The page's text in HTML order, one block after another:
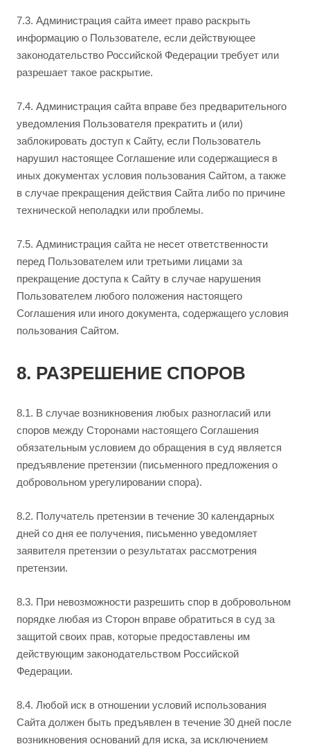
7.3. Администрация сайта имеет право раскрыть
информацию о Пользователе, если действующее
законодательство Российской Федерации требует или
разрешает такое раскрытие.
7.4. Администрация сайта вправе без предварительного
уведомления Пользователя прекратить и (или)
заблокировать доступ к Сайту, если Пользователь
нарушил настоящее Соглашение или содержащиеся в
иных документах условия пользования Сайтом, а также
в случае прекращения действия Сайта либо по причине
технической неполадки или проблемы.
7.5. Администрация сайта не несет ответственности
перед Пользователем или третьими лицами за
прекращение доступа к Сайту в случае нарушения
Пользователем любого положения настоящего
Соглашения или иного документа, содержащего условия
пользования Сайтом.
8. РАЗРЕШЕНИЕ СПОРОВ
8.1. В случае возникновения любых разногласий или
споров между Сторонами настоящего Соглашения
обязательным условием до обращения в суд является
предъявление претензии (письменного предложения о
добровольном урегулировании спора).
8.2. Получатель претензии в течение 30 календарных
дней со дня ее получения, письменно уведомляет
заявителя претензии о результатах рассмотрения
претензии.
8.3. При невозможности разрешить спор в добровольном
порядке любая из Сторон вправе обратиться в суд за
защитой своих прав, которые предоставлены им
действующим законодательством Российской
Федерации.
8.4. Любой иск в отношении условий использования
Сайта должен быть предъявлен в течение 30 дней после
возникновения оснований для иска, за исключением